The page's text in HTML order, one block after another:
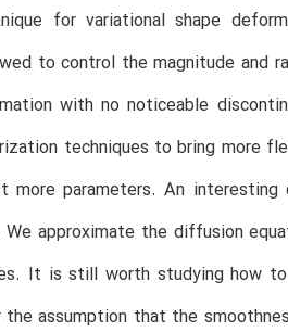
for variational shape
to control the magnitude and
with no noticeable
techniques to bring more
parameters. An
approximate the diffusion
It is still worth studying how
assumption that the